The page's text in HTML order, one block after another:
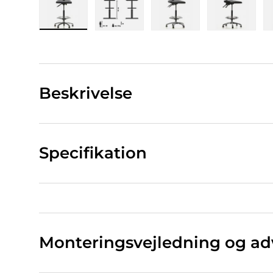
Beskrivelse
Specifikation
Monteringsvejledning og